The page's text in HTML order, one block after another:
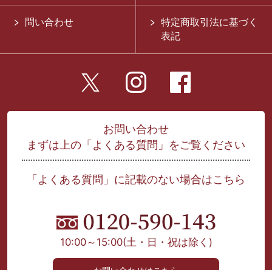
問い合わせ
特定商取引法に基づく
表記
お問い合わせ
まずは上の「よくある質問」をご覧ください
「よくある質問」に記載のない場合はこちら
10:00～15:00(土・日・祝は除く)